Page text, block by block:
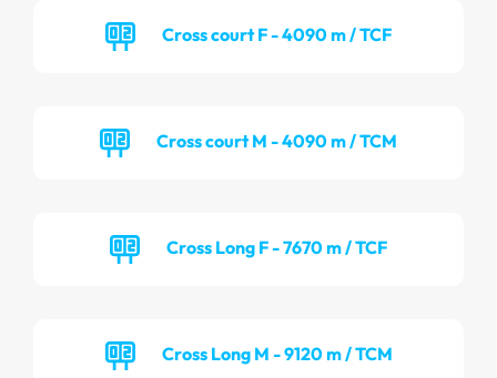
Cross court F - 4090 m / TCF
Cross court M - 4090 m / TCM
Cross Long F - 7670 m / TCF
Cross Long M - 9120 m / TCM